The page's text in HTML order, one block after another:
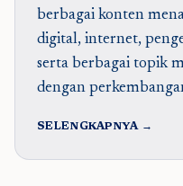
berbagai konten
digital, internet,
serta berbagai topik
dengan
SELENGKAPNYA →